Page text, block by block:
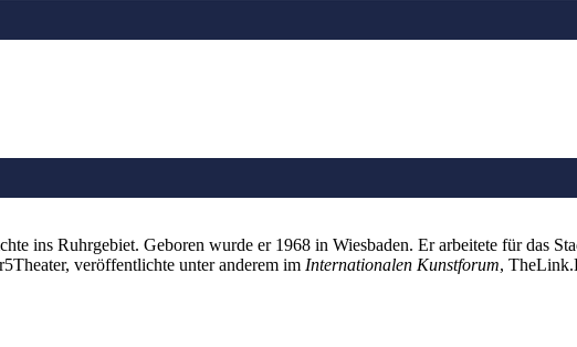
ins Ruhrgebiet. Geboren wurde er 1968 in Wiesbaden. Er arbeitete für das
veröffentlichte unter anderem im Internationalen Kunstforum,